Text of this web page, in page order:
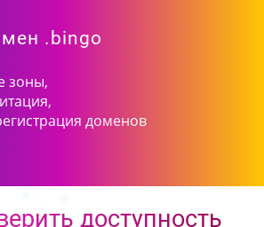
.bingo
зоны,
доменов
доступность